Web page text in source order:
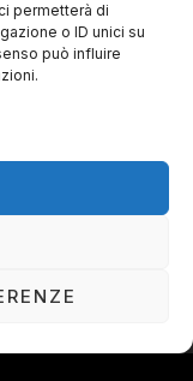
permetterà di
o ID unici su
può influire
PINORI ©